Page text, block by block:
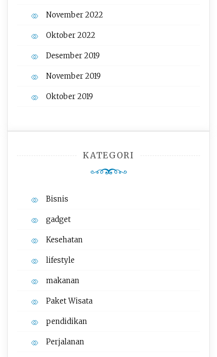
November 2022
Oktober 2022
Desember 2019
November 2019
Oktober 2019
KATEGORI
Bisnis
gadget
Kesehatan
lifestyle
makanan
Paket Wisata
pendidikan
Perjalanan